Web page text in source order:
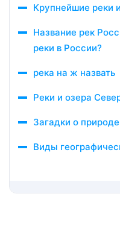
Крупнейшие реки
Название рек
реки в России?
река на ж назвать
Реки и озера
Загадки о
Виды